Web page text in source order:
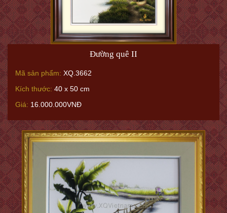
Đường quê II
Mã sản phẩm: XQ.3662
Kích thước: 40 x 50 cm
Giá: 16.000.000VNĐ